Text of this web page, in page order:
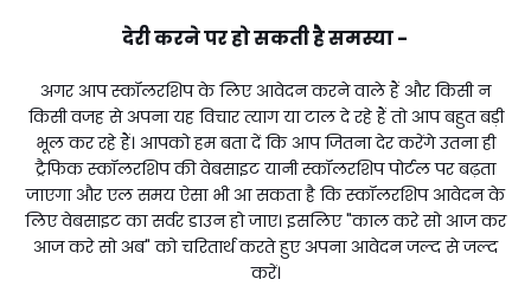
देरी करने पर हो सकती है समस्या -
अगर आप स्कॉलरशिप के लिए आवेदन करने वाले हैं और किसी न
किसी वजह से अपना यह विचार त्याग या टाल दे रहे हैं तो आप बहुत बड़ी
भूल कर रहे हैं। आपको हम बता दें कि आप जितना देर करेंगे उतना ही
ट्रैफिक स्कॉलरशिप की वेबसाइट यानी स्कॉलरशिप पोर्टल पर बढ़ता
जाएगा और एल समय ऐसा भी आ सकता है कि स्कॉलरशिप आवेदन के
लिए वेबसाइट का सर्वर डाउन हो जाए। इसलिए "काल करे सो आज कर
आज करे सो अब" को चरितार्थ करते हुए अपना आवेदन जल्द से जल्द
करें।